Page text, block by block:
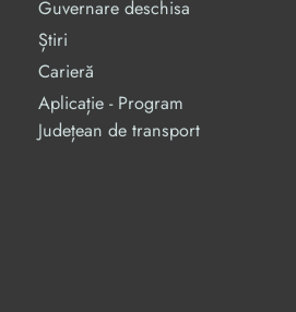
Guvernare deschisa
Știri
Carieră
Aplicație - Program
Județean de transport